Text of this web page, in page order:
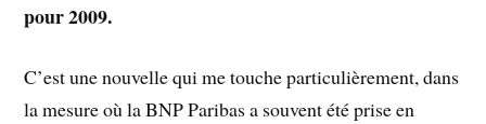
pour 2009.
C’est une nouvelle qui me touche particulièrement, dans
la mesure où la BNP Paribas a souvent été prise en